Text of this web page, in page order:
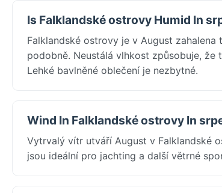
Is Falklandské ostrovy Humid In
Falklandské ostrovy je v August
podobně. Neustálá vlhkost způsobuje,
Lehké bavlněné oblečení je nezbytné.
Wind In Falklandské ostrovy In
Vytrvalý vítr utváří August v Falklandské
jsou ideální pro jachting a další větrné